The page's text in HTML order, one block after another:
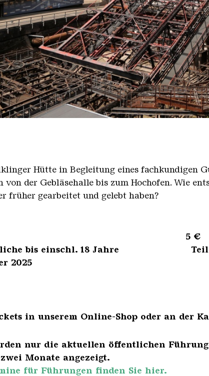
Völklinger Hütte mit dem Gasometer im
Völklinger Hütte | Karl Heinrich Veith
Hütte in Begleitung eines fachkundigen
von der Gebläsehalle bis zum Hochofen. Wie
früher gearbeitet und gelebt haben?
5 €
bis einschl. 18 Jahre
2025
in unserem Online-Shop oder an der
nur die aktuellen öffentlichen
Monate angezeigt.
für Führungen finden Sie hier.